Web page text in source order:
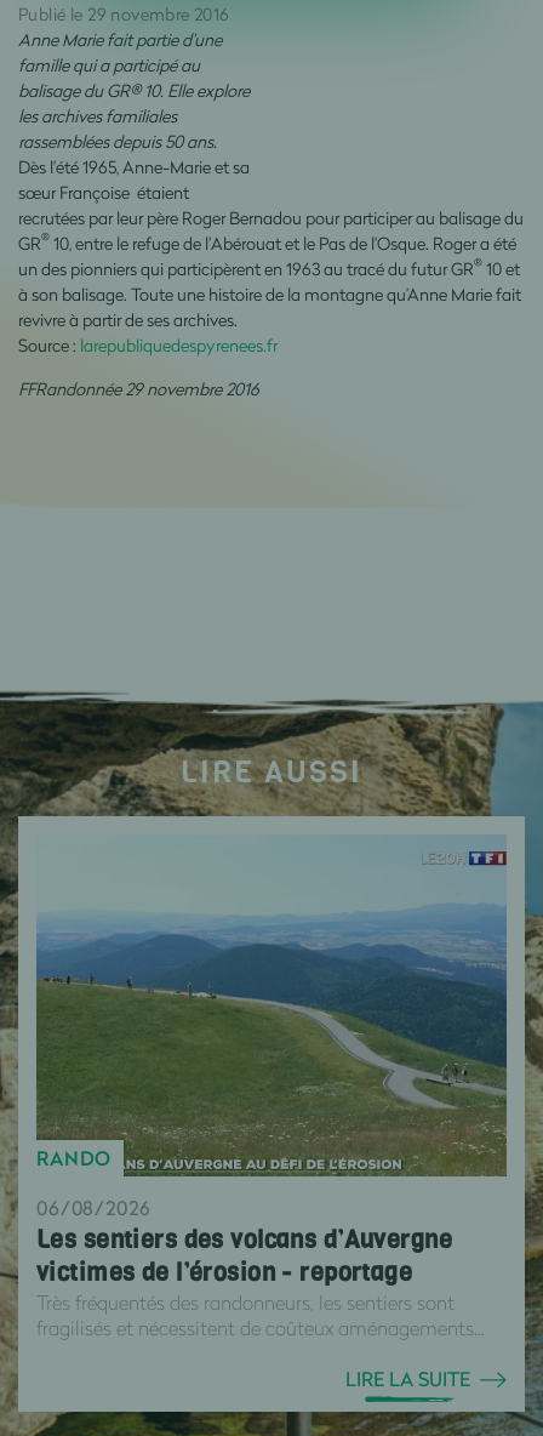
Publié le 29 novembre 2016
Anne Marie fait partie d’une
famille qui a participé au
balisage du GR® 10. Elle explore
les archives familiales
rassemblées depuis 50 ans.
Dès l'été 1965, Anne-Marie et sa
sœur Françoise étaient
recrutées par leur père Roger Bernadou pour participer au balisage du
GR® 10, entre le refuge de l'Abérouat et le Pas de l'Osque. Roger a été
un des pionniers qui participèrent en 1963 au tracé du futur GR® 10 et
à son balisage. Toute une histoire de la montagne qu’Anne Marie fait
revivre à partir de ses archives.
Source : larepubliquedespyrenees.fr
FFRandonnée 29 novembre 2016
LIRE AUSSI
RANDO
06/08/2026
Les sentiers des volcans d’Auvergne
victimes de l’érosion - reportage
Très fréquentés des randonneurs, les sentiers sont
fragilisés et nécessitent de coûteux aménagements...
LIRE LA SUITE